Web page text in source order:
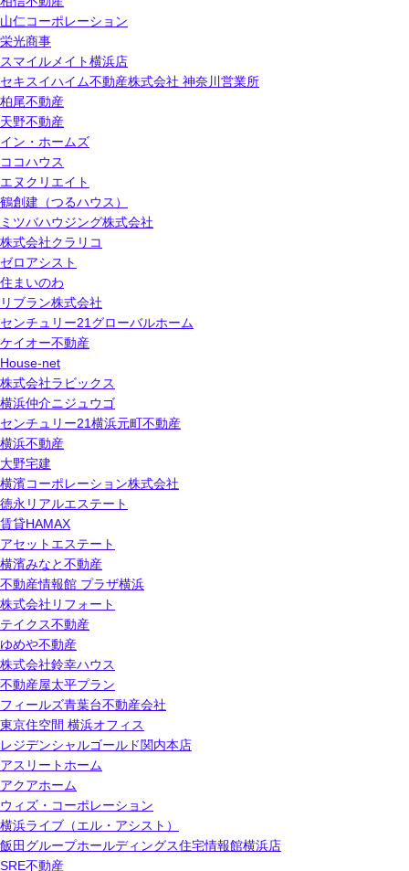
山仁コーポレーション
栄光商事
スマイルメイト横浜店
セキスイハイム不動産株式会社 神奈川営業所
柏尾不動産
天野不動産
イン・ホームズ
ココハウス
エヌクリエイト
鶴創建（つるハウス）
ミツバハウジング株式会社
株式会社クラリコ
ゼロアシスト
住まいのわ
リブラン株式会社
センチュリー21グローバルホーム
ケイオー不動産
House-net
株式会社ラビックス
横浜仲介ニジュウゴ
センチュリー21横浜元町不動産
横浜不動産
大野宅建
横濱コーポレーション株式会社
徳永リアルエステート
賃貸HAMAX
アセットエステート
横濱みなと不動産
不動産情報館 プラザ横浜
株式会社リフォート
テイクス不動産
ゆめや不動産
株式会社鈴幸ハウス
不動産屋太平プラン
フィールズ青葉台不動産会社
東京住空間 横浜オフィス
レジデンシャルゴールド関内本店
アスリートホーム
アクアホーム
ウィズ・コーポレーション
横浜ライブ（エル・アシスト）
飯田グループホールディングス住宅情報館横浜店
SRE不動産